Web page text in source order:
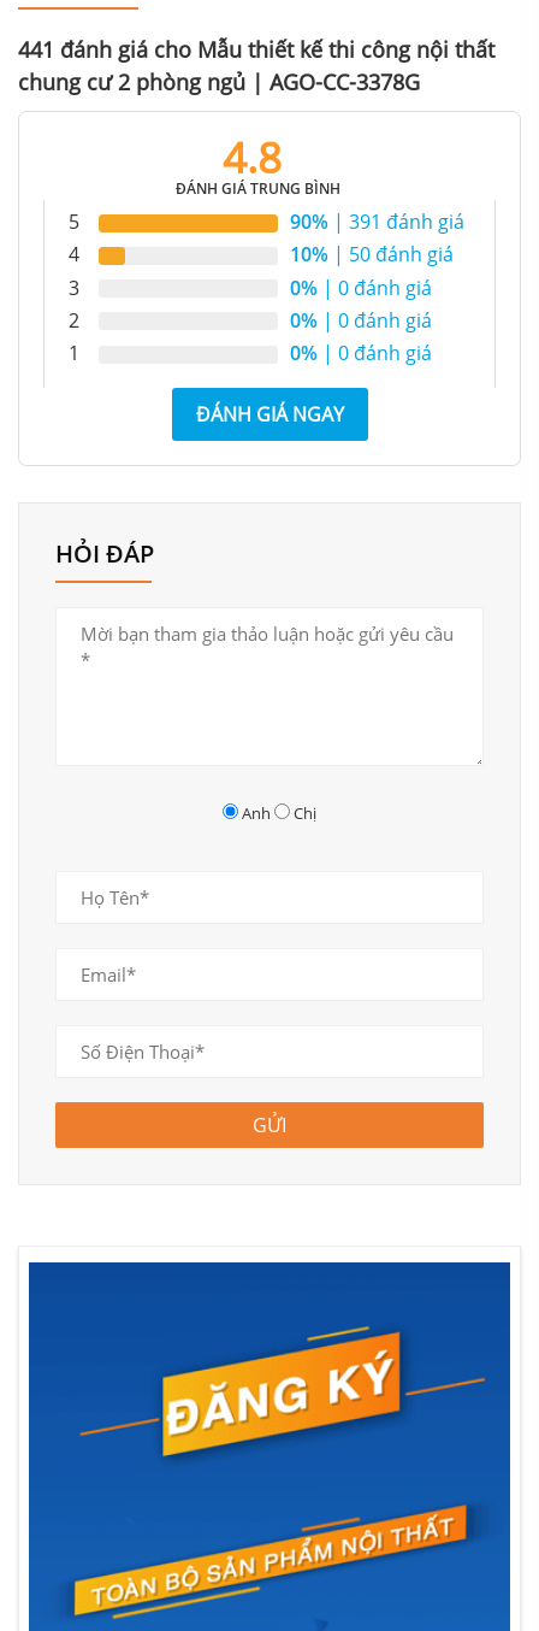
Mẫu thiết kế thi công nội thất chung cư đẹp, sang trọng
441 đánh giá cho Mẫu thiết kế thi công nội thất
chung cư 2 phòng ngủ | AGO-CC-3378G
4.8
ĐÁNH GIÁ TRUNG BÌNH
5 90% | 391 đánh giá
4
10% | 50 đánh giá
3
0% | 0 đánh giá
2
0% | 0 đánh giá
1
0% | 0 đánh giá
ĐÁNH GIÁ NGAY
HỎI ĐÁP
Anh Chị
GỬI